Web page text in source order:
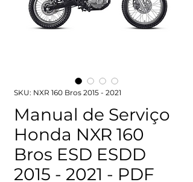
SKU: NXR 160 Bros 2015 - 2021
Manual de Serviço
Honda NXR 160
Bros ESD ESDD
2015 - 2021 - PDF